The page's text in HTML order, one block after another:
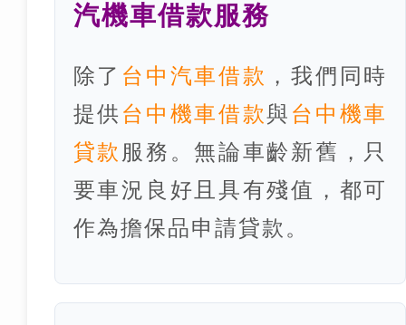
汽機車借款服務
除了 台中汽車借款 ，我們同時
提供 台中機車借款與 台中機車
貸款 服務。無論車齡新舊，只
要車況良好且具有殘值，都可
作為擔保品申請貸款。